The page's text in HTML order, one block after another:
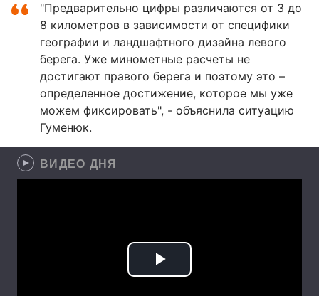
"Предварительно цифры различаются от 3 до
8 километров в зависимости от специфики
географии и ландшафтного дизайна левого
берега. Уже минометные расчеты не
достигают правого берега и поэтому это –
определенное достижение, которое мы уже
можем фиксировать", - объяснила ситуацию
Гуменюк.
ВИДЕО ДНЯ